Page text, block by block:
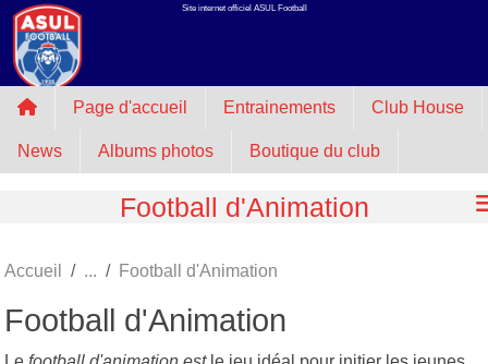
Site internet officiel ASUL Football
Page d'accueil Entrainements Club House
News Albums photos Boutique du club
Football d'Animation
Accueil Football d'Animation
Football d'Animation
Panneau de gestion des cookies